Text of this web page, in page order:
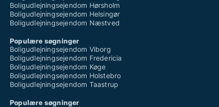
Boligudlejningsejendom Hørsholm
Boligudlejningsejendom Helsingør
Boligudlejningsejendom Næstved
Populære søgninger
Boligudlejningsejendom Viborg
Boligudlejningsejendom Fredericia
Boligudlejningsejendom Køge
Boligudlejningsejendom Holstebro
Boligudlejningsejendom Taastrup
Populære søgninger